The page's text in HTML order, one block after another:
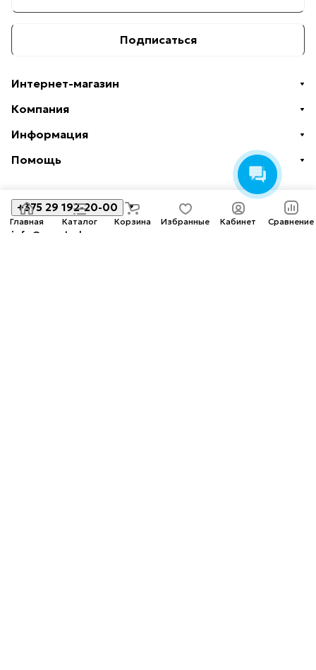
Главная Каталог Корзина Избранные Кабинет Сравнение
Подписаться
Интернет-магазин
Компания
Информация
Помощь
+375 29 192-20-00
info@amoto.by